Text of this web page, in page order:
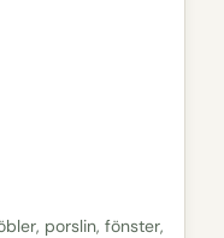
porslin, fönster,